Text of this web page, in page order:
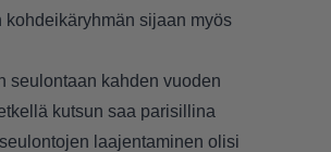
sijaan myös
seulontaan kahden vuoden
kutsun saa parisillina
laajentaminen olisi